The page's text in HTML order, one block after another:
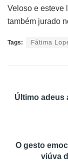
Veloso e esteve
também jurado
Tags: Fátima
Último adeus
O gesto
viúva